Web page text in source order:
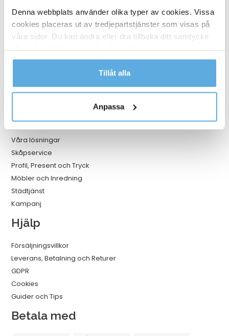
Denna webbplats använder olika typer av cookies. Vissa
cookies placeras ut av tredjepartstjänster som visas på
våra sidor. Du kan ändra eller dra tillbaka ditt samtycke
Läs mer i vår integritetspolicy om vilka vi är, hur du
kontaktar oss och på vilket sätt vi behandlar
Tillåt alla
Anpassa
D80
mängd
Information
Om oss
Prisgaranti
Katalog
Våra lösningar
Våra lösningar
Skåpservice
Profil, Present och Tryck
Möbler och Inredning
Städtjänst
Kampanj
Hjälp
Försäljningsvillkor
Leverans, Betalning och Returer
GDPR
Cookies
Guider och Tips
Betala med